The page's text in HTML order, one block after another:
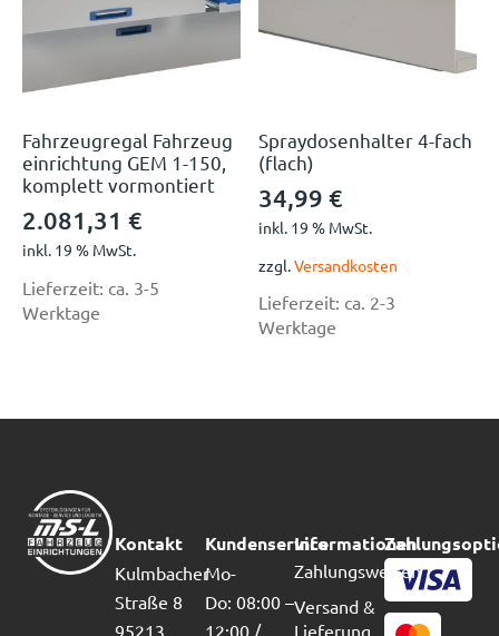
Fahrzeugregal Fahrzeug
einrichtung GEM 1-150,
komplett vormontiert
2.081,31 €
inkl. 19 % MwSt.
Lieferzeit: ca. 3-5
Werktage
Spraydosenhalter 4-fach
(flach)
34,99€
inkl. 19 % MwSt.
zzgl.Versandkosten
Lieferzeit: ca. 2-3
Werktage
Kontakt
Kulmbacher
Straße 8
95213
Kundenservice
Mo-
Do: 08:00 –
12:00 /
Informationen
Zahlungsweisen
Versand &
Lieferung